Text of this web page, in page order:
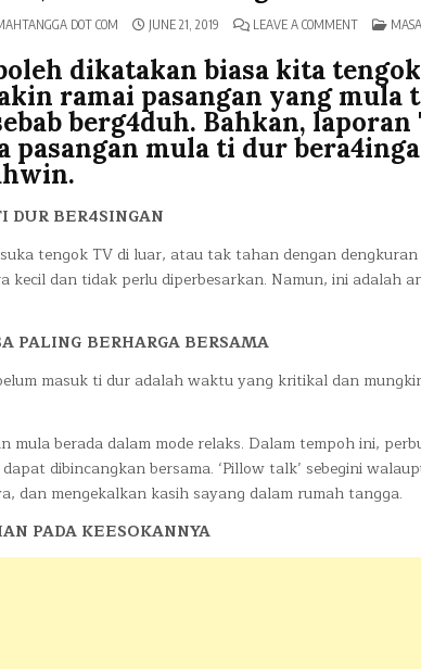
DOT COM JUNE 21, 2019 LEAVE A COMMENTON
SUAMI
ISTERI
JANGAN
SESEKALI
TI
DUR
dikatakan biasa kita
ramai pasangan yang mula
berg4duh. Bahkan, laporan
pasangan mula ti dur
DUR BER4SINGAN
tengok TV di luar, atau tak tahan dengan
kecil dan tidak perlu diperbesarkan. Namun, ini adalah
PALING BERHARGA BERSAMA
masuk ti dur adalah waktu yang kritikal dan
berada dalam mode relaks. Dalam tempoh ini,
dibincangkan bersama. ‘Pillow talk’ sebegini
dan mengekalkan kasih sayang dalam rumah tangga.
PADA KEESOKANNYA